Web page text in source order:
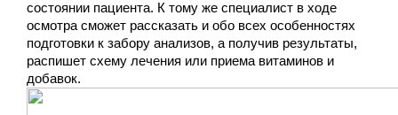
состоянии пациента. К тому же специалист в ходе
осмотра сможет рассказать и обо всех особенностях
подготовки к забору анализов, а получив результаты,
распишет схему лечения или приема витаминов и
добавок.